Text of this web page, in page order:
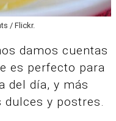
/ Flickr.
damos cuentas
es perfecto para
del día, y más
dulces y postres.